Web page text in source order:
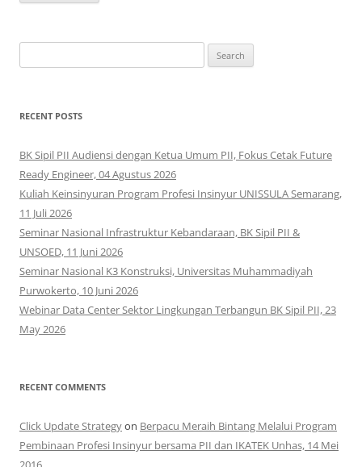
for:
RECENT POSTS
BK Sipil PII Audiensi dengan Ketua Umum PII, Fokus Cetak Future
Ready Engineer, 04 Agustus 2026
Kuliah Keinsinyuran Program Profesi Insinyur UNISSULA Semarang,
11 Juli 2026
Seminar Nasional Infrastruktur Kebandaraan, BK Sipil PII &
UNSOED, 11 Juni 2026
Seminar Nasional K3 Konstruksi, Universitas Muhammadiyah
Purwokerto, 10 Juni 2026
Webinar Data Center Sektor Lingkungan Terbangun BK Sipil PII, 23
May 2026
RECENT COMMENTS
Click Update Strategyon Berpacu Meraih Bintang Melalui Program
Pembinaan Profesi Insinyur bersama PII dan IKATEK Unhas, 14 Mei